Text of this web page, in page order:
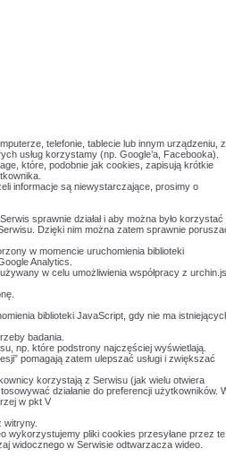
telefonie, tablecie lub innym urządzeniu, z
usług korzystamy (np. Google’a, Facebooka).
które, podobnie jak cookies, zapisują krótkie
informacje są niewystarczające, prosimy o
sprawnie działał i aby można było korzystać
Dzięki nim można zatem sprawnie
w momencie uruchomienia biblioteki
Analytics.
w celu umożliwienia współpracy z urchin.js,
biblioteki JavaScript, gdy nie ma
badania.
np. które podstrony najczęściej wyświetlają.
pomagają zatem ulepszać usługi i zwiększać
korzystają z Serwisu (jak wielu otwiera
działanie do preferencji użytkowników.
w pkt V
witryny.
wykorzystujemy pliki cookies przesyłane przez te
widocznego w Serwisie odtwarzacza wideo.